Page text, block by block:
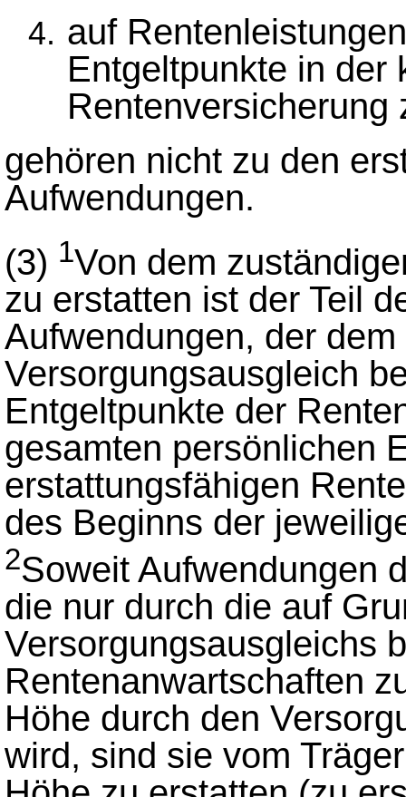
auf
Entgeltpunkte in der
Rentenversicherung
gehören nicht zu den
Aufwendungen.
(3) 1Von dem
zu erstatten ist der Teil
Aufwendungen, der
Versorgungsausgleich
Entgeltpunkte der
gesamten persönlichen
erstattungsfähigen
des Beginns der
2Soweit Aufwendungen
die nur durch die auf
Versorgungsausgleichs
Rentenanwartschaften
Höhe durch den
wird, sind sie vom